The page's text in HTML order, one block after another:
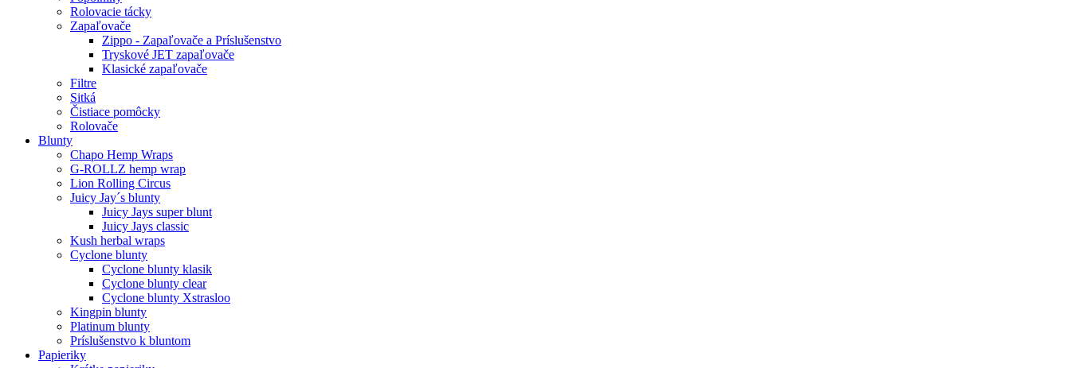
Rolovacie tácky
Zapaľovače
Zippo - Zapaľovače a Príslušenstvo
Tryskové JET zapaľovače
Klasické zapaľovače
Filtre
Sitká
Čistiace pomôcky
Rolovače
Blunty
Chapo Hemp Wraps
G-ROLLZ hemp wrap
Lion Rolling Circus
Juicy Jay´s blunty
Juicy Jays super blunt
Juicy Jays classic
Kush herbal wraps
Cyclone blunty
Cyclone blunty klasik
Cyclone blunty clear
Cyclone blunty Xstrasloo
Kingpin blunty
Platinum blunty
Príslušenstvo k bluntom
Papieriky